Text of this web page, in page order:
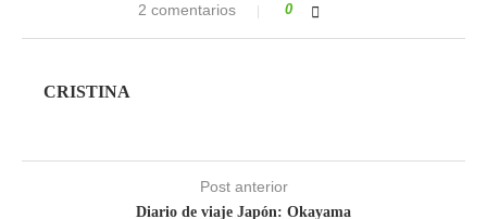
2 comentarios 0
CRISTINA
Post anterior
Diario de viaje Japón: Okayama